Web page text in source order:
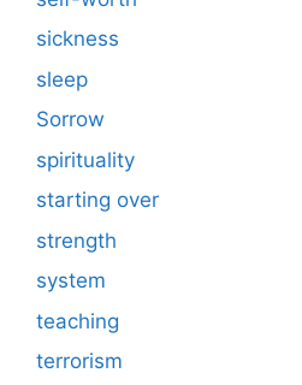
sickness
sleep
Sorrow
spirituality
starting over
strength
system
teaching
terrorism